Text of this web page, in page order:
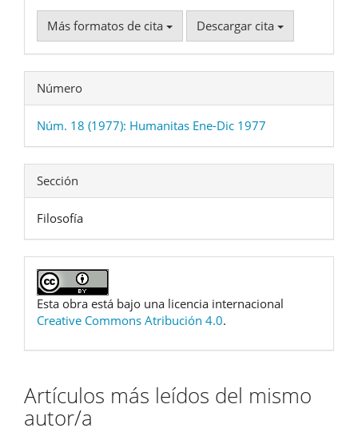
Más formatos de cita Descargar cita
Número
Núm. 18 (1977): Humanitas Ene-Dic 1977
Sección
Filosofía
Esta obra está bajo una licencia internacional
Creative Commons Atribución 4.0.
Artículos más leídos del mismo
autor/a